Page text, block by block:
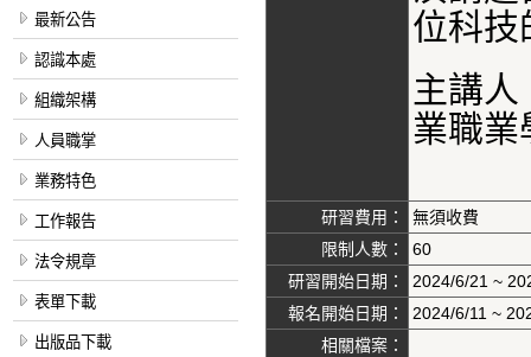
最新公告
認識本處
組織架構
人員職掌
業務特色
工作報告
法令規章
表單下載
出版品下載
位科技
主講
業職業
研習費用：
無須收費
限制人數：
60
研習開始日期：
2024/6/21 ~
報名開始日期：
2024/6/11 ~
相關檔案：